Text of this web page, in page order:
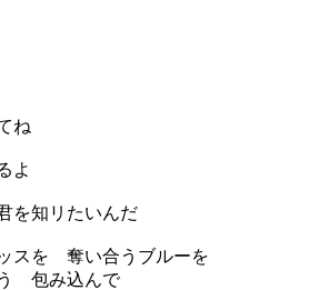
ね
よ
を知リたいんだ
スを 奪い合うブルーを
包み込んで